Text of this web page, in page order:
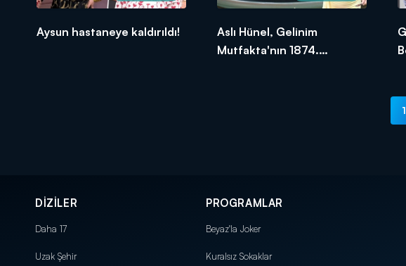
Aysun hastaneye kaldırıldı!
Aslı Hünel, Gelinim
Mutfakta'nın 1874.
1
DİZİLER
Daha 17
Uzak Şehir
PROGRAMLAR
Beyaz'la Joker
Kuralsız Sokaklar